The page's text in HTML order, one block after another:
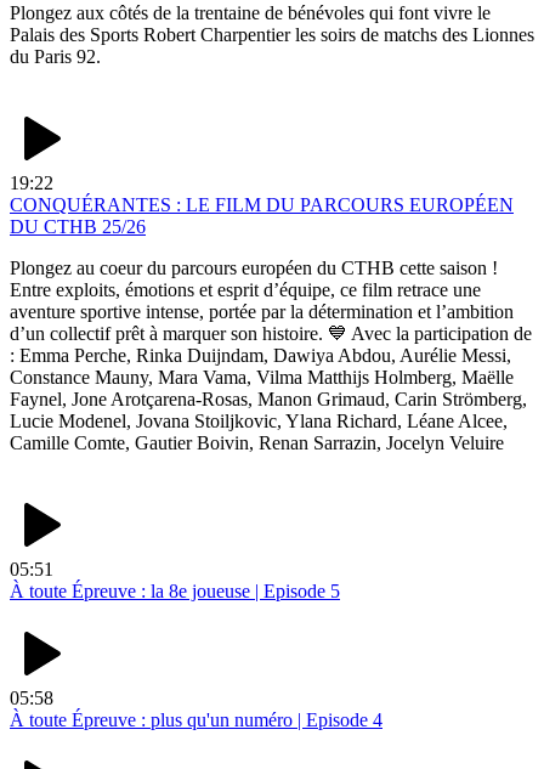
Plongez aux côtés de la trentaine de bénévoles qui font vivre le
Palais des Sports Robert Charpentier les soirs de matchs des Lionnes
du Paris 92.
19:22
CONQUÉRANTES : LE FILM DU PARCOURS EUROPÉEN
DU CTHB 25/26
Plongez au coeur du parcours européen du CTHB cette saison !
Entre exploits, émotions et esprit d’équipe, ce film retrace une
aventure sportive intense, portée par la détermination et l’ambition
d’un collectif prêt à marquer son histoire. 💙 Avec la participation de
: Emma Perche, Rinka Duijndam, Dawiya Abdou, Aurélie Messi,
Constance Mauny, Mara Vama, Vilma Matthijs Holmberg, Maëlle
Faynel, Jone Arotçarena-Rosas, Manon Grimaud, Carin Strömberg,
Lucie Modenel, Jovana Stoiljkovic, Ylana Richard, Léane Alcee,
Camille Comte, Gautier Boivin, Renan Sarrazin, Jocelyn Veluire
05:51
À toute Épreuve : la 8e joueuse | Episode 5
05:58
À toute Épreuve : plus qu'un numéro | Episode 4